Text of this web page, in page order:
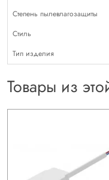
Степень пылевлагозащиты
Стиль
Тип изделия
Товары из